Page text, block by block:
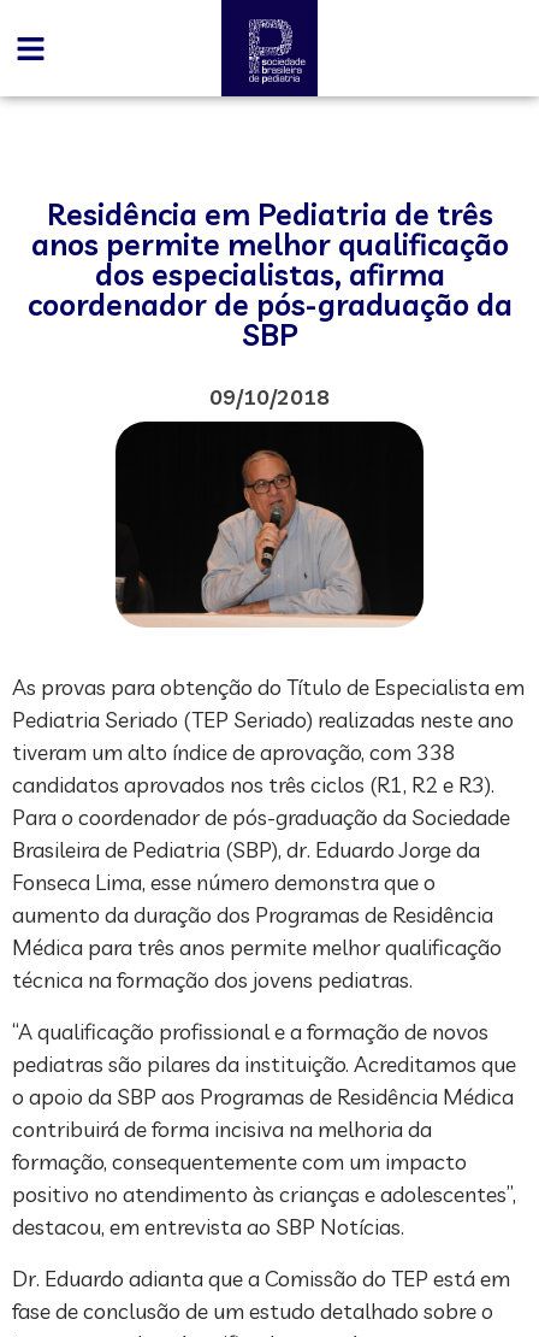
Residência em Pediatria de três
anos permite melhor qualificação
dos especialistas, afirma
coordenador de pós-graduação da
SBP
09/10/2018
As provas para obtenção do Título de Especialista em
Pediatria Seriado (TEP Seriado) realizadas neste ano
tiveram um alto índice de aprovação, com 338
candidatos aprovados nos três ciclos (R1, R2 e R3).
Para o coordenador de pós-graduação da Sociedade
Brasileira de Pediatria (SBP), dr. Eduardo Jorge da
Fonseca Lima, esse número demonstra que o
aumento da duração dos Programas de Residência
Médica para três anos permite melhor qualificação
técnica na formação dos jovens pediatras.
“A qualificação profissional e a formação de novos
pediatras são pilares da instituição. Acreditamos que
o apoio da SBP aos Programas de Residência Médica
contribuirá de forma incisiva na melhoria da
formação, consequentemente com um impacto
positivo no atendimento às crianças e adolescentes”,
destacou, em entrevista ao SBP Notícias.
Dr. Eduardo adianta que a Comissão do TEP está em
fase de conclusão de um estudo detalhado sobre o